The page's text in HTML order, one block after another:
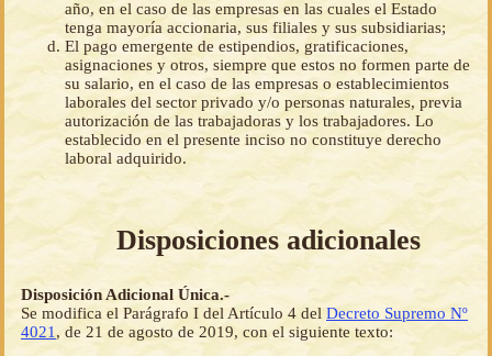
año, en el caso de las empresas en las cuales el Estado
tenga mayoría accionaria, sus filiales y sus subsidiarias;
El pago emergente de estipendios, gratificaciones,
asignaciones y otros, siempre que estos no formen parte de
su salario, en el caso de las empresas o establecimientos
laborales del sector privado y/o personas naturales, previa
autorización de las trabajadoras y los trabajadores. Lo
establecido en el presente inciso no constituye derecho
laboral adquirido.
Disposiciones adicionales
Disposición Adicional Única.-
Se modifica el Parágrafo I del Artículo 4 del Decreto Supremo Nº
4021, de 21 de agosto de 2019, con el siguiente texto: